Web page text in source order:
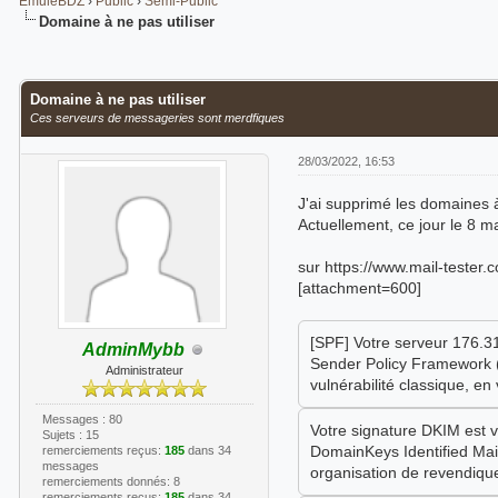
Domaine à ne pas utiliser
Domaine à ne pas utiliser
Ces serveurs de messageries sont merdfiques
AdminMybb
Administrateur
Messages : 80
Sujets : 15
remerciements reçus: 185dans 34
messages
remerciements donnés: 8
28/03/2022, 16:53
J'ai supprimé les domaines
Actuellement, ce jour le 8
sur https://www.mail-
[attachment=600]
[SPF] Votre serveur
Sender Policy
vulnérabilité classique,
Votre signature DKIM est
DomainKeys Identified
organisation de